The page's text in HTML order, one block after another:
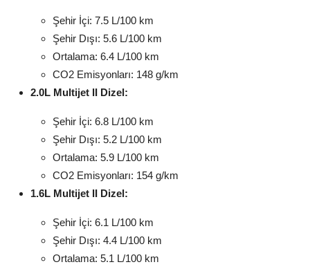
Şehir İçi: 7.5 L/100 km
Şehir Dışı: 5.6 L/100 km
Ortalama: 6.4 L/100 km
CO2 Emisyonları: 148 g/km
2.0L Multijet II Dizel:
Şehir İçi: 6.8 L/100 km
Şehir Dışı: 5.2 L/100 km
Ortalama: 5.9 L/100 km
CO2 Emisyonları: 154 g/km
1.6L Multijet II Dizel:
Şehir İçi: 6.1 L/100 km
Şehir Dışı: 4.4 L/100 km
Ortalama: 5.1 L/100 km